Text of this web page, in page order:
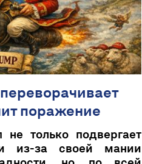
поражение
только подвергает
из-за своей мании